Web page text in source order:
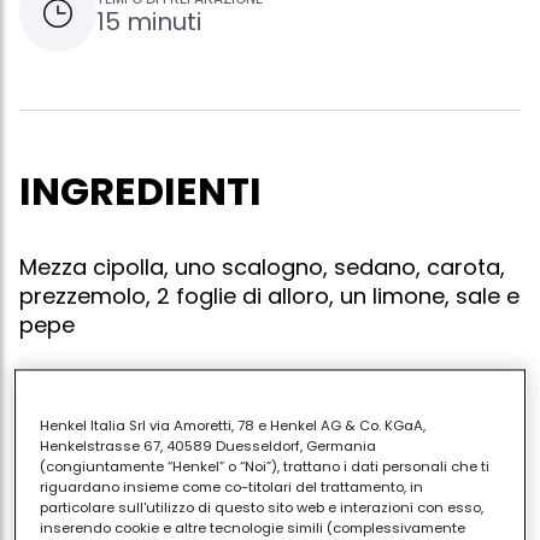
15 minuti
INGREDIENTI
Mezza cipolla, uno scalogno, sedano, carota,
prezzemolo, 2 foglie di alloro, un limone, sale e
pepe
Il "court-bouillon" è il liquido in cui si fa lessare il pesce
che va sempre messo nella pesciaiola a freddo. il
"court-bouillon classico si prepara mettendo
nell'acqua la cipolla, lo scalogno, sedano, carota, le
Henkel Italia Srl via Amoretti, 78 e Henkel AG & Co. KGaA,
Henkelstrasse 67, 40589 Duesseldorf, Germania
(congiuntamente “Henkel” o “Noi”), trattano i dati personali che ti
riguardano insieme come co-titolari del trattamento, in
particolare sull'utilizzo di questo sito web e interazioni con esso,
inserendo cookie e altre tecnologie simili (complessivamente